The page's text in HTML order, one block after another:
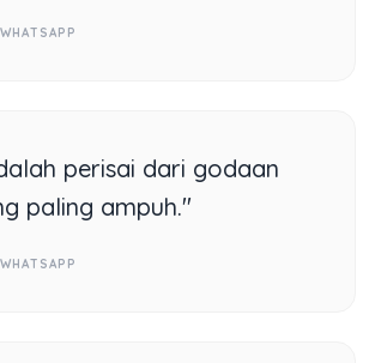
WHATSAPP
perisai dari godaan
paling ampuh."
WHATSAPP